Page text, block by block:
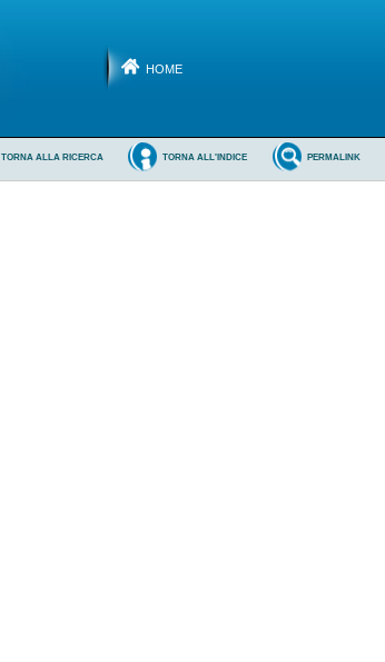
HOME
PERMALINK
TORNA ALL'INDICE
TORNA ALLA RICERCA